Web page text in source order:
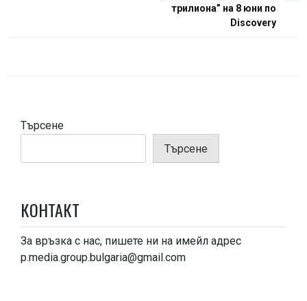
трилионa” на 8 юни по
Discovery
Търсене
Търсене
КОНТАКТ
За връзка с нас, пишете ни на имейл адрес
p.media.group.bulgaria@gmail.com